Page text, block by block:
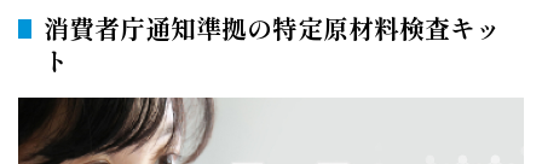
消費者庁通知準拠の特定原材料検査キッ
ト